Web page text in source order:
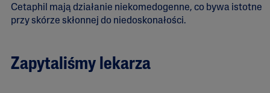
Cetaphil mają działanie niekomedogenne, co bywa istotne
przy skórze skłonnej do niedoskonałości.
Zapytaliśmy lekarza